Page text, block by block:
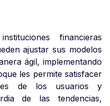
financieras
ajustar sus modelos
ágil, implementando
les permite satisfacer
de los usuarios y
de las tendencias,